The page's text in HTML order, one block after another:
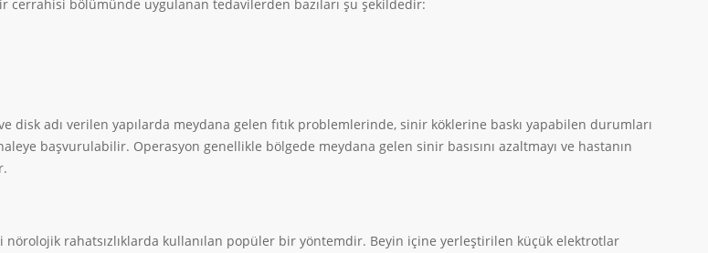
cerrahisi bölümünde uygulanan tedavilerden bazıları şu şekildedir:
disk adı verilen yapılarda meydana gelen fıtık problemlerinde, sinir köklerine baskı yapabilen durumları
başvurulabilir. Operasyon genellikle bölgede meydana gelen sinir basısını azaltmayı ve hastanın
nörolojik rahatsızlıklarda kullanılan popüler bir yöntemdir. Beyin içine yerleştirilen küçük elektrotlar